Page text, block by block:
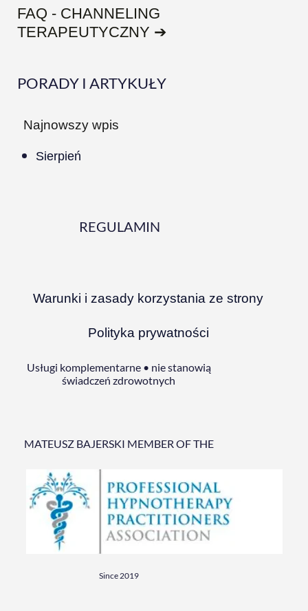
FAQ - CHANNELING
TERAPEUTYCZNY ➔
PORADY I ARTYKUŁY
Najnowszy wpis
Sierpień
REGULAMIN
Warunki i zasady korzystania ze strony
Polityka prywatności
Usługi komplementarne • nie stanowią
świadczeń zdrowotnych
MATEUSZ BAJERSKI MEMBER OF THE
Since 2019